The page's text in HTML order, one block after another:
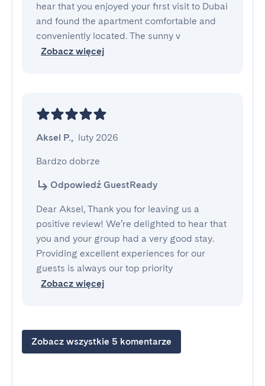
hear that you enjoyed your first visit to Dubai
and found the apartment comfortable and
conveniently located. The sunny v
Zobacz więcej
Aksel P., luty 2026
Bardzo dobrze
Odpowiedź GuestReady
Dear Aksel, Thank you for leaving us a
positive review! We’re delighted to hear that
you and your group had a very good stay.
Providing excellent experiences for our
guests is always our top priority
Zobacz więcej
Zobacz wszystkie 5 komentarze